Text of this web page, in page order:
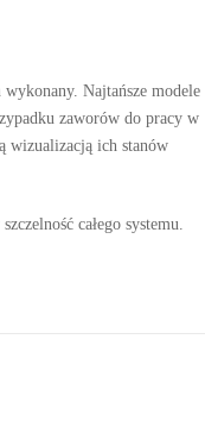
Najtańsze modele
zaworów do pracy w
wizualizacją ich stanów
całego systemu.